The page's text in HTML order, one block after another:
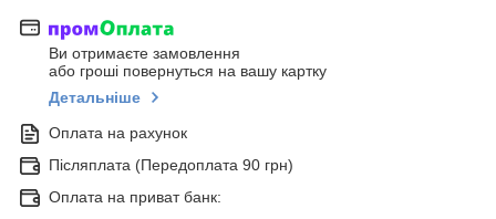
Ви отримаєте замовлення
або гроші повернуться на вашу картку
Детальніше
Оплата на рахунок
Післяплата (Передоплата 90 грн)
Оплата на приват банк: